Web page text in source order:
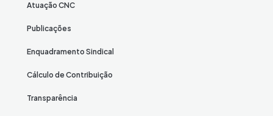
Atuação CNC
Publicações
Enquadramento Sindical
Cálculo de Contribuição
Transparência